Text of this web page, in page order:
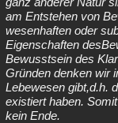
am Entstehen von
wesenhaften oder
Eigenschaften
Bewusstsein des
Gründen denken wir
Lebewesen gibt,d.h.
existiert haben.
kein Ende.